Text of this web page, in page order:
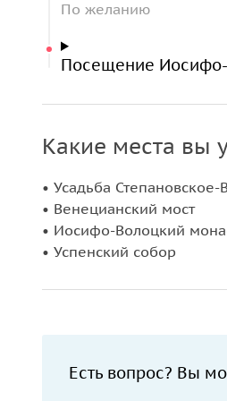
По желанию
Посещение
Какие места вы
• Усадьба Степановское-
• Венецианский мост
• Иосифо-Волоцкий
• Успенский собор
Есть вопрос? Вы